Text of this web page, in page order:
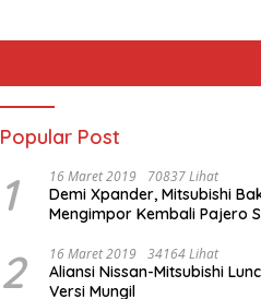
Popular Post
1 16 Maret 2019 70837 Lihat
Demi Xpander, Mitsubishi
Mengimpor Kembali Pajero
2 16 Maret 2019 34164 Lihat
Aliansi Nissan-Mitsubishi
Versi Mungil